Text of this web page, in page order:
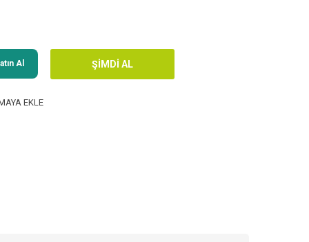
Al
EKLE